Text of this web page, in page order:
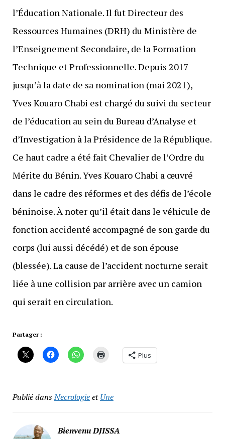
l’Éducation Nationale. Il fut Directeur des
Ressources Humaines (DRH) du Ministère de
l’Enseignement Secondaire, de la Formation
Technique et Professionnelle. Depuis 2017
jusqu’à la date de sa nomination (mai 2021),
Yves Kouaro Chabi est chargé du suivi du secteur
de l’éducation au sein du Bureau d’Analyse et
d’Investigation à la Présidence de la République.
Ce haut cadre a été fait Chevalier de l’Ordre du
Mérite du Bénin. Yves Kouaro Chabi a œuvré
dans le cadre des réformes et des défis de l’école
béninoise. À noter qu’il était dans le véhicule de
fonction accidenté accompagné de son garde du
corps (lui aussi décédé) et de son épouse
(blessée). La cause de l’accident nocturne serait
liée à une collision par arrière avec un camion
qui serait en circulation.
Partager :
Plus
Publié dansNecrologieetUne
Bienvenu DJISSA